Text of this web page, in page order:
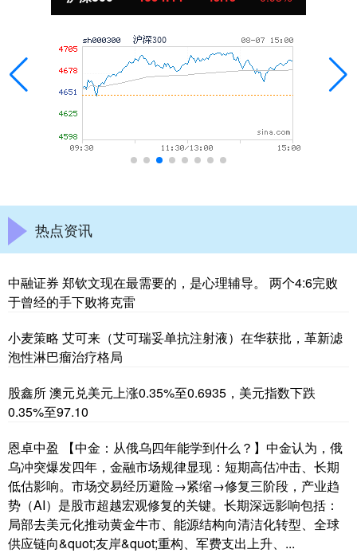
热点资讯
中融证券 郑钦文现在最需要的，是心理辅导。 两个4:6完败
于曾经的手下败将克雷
小麦策略 艾可来（艾可瑞妥单抗注射液）在华获批，革新滤
泡性淋巴瘤治疗格局
股鑫所 澳元兑美元上涨0.35%至0.6935，美元指数下跌
0.35%至97.10
恩卓中盈 【中金：从俄乌四年能学到什么？】中金认为，俄
乌冲突爆发四年，金融市场规律显现：短期高估冲击、长期
低估影响。市场交易经历避险→紧缩→修复三阶段，产业趋
势（AI）是股市超越宏观修复的关键。长期深远影响包括：
局部去美元化推动黄金牛市、能源结构向清洁化转型、全球
供应链向&quot;友岸&quot;重构、军费支出上升、...